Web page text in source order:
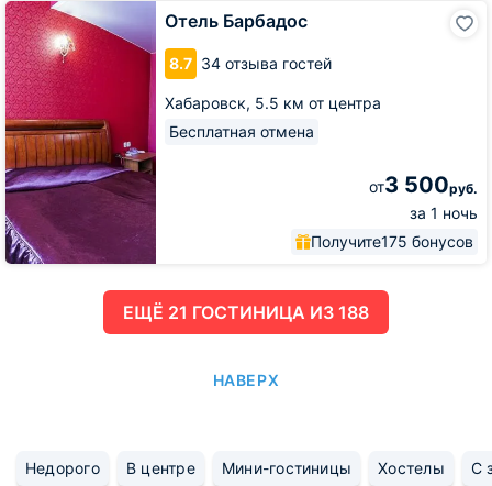
Отель Барбадос
8.7 34 отзыва гостей
Хабаровск, 5.5 км от центра
Бесплатная отмена
от3 500руб.
за 1 ночь
Получите175 бонусов
Отель
Барбадос
ЕЩË 21 ГОСТИНИЦА ИЗ 188
НАВЕРХ
Недорого В центре Мини-гостиницы Хостелы С